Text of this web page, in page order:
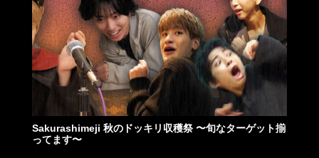
Sakurashimeji 秋のドッキリ収穫祭 〜旬なターゲット揃
ってます〜